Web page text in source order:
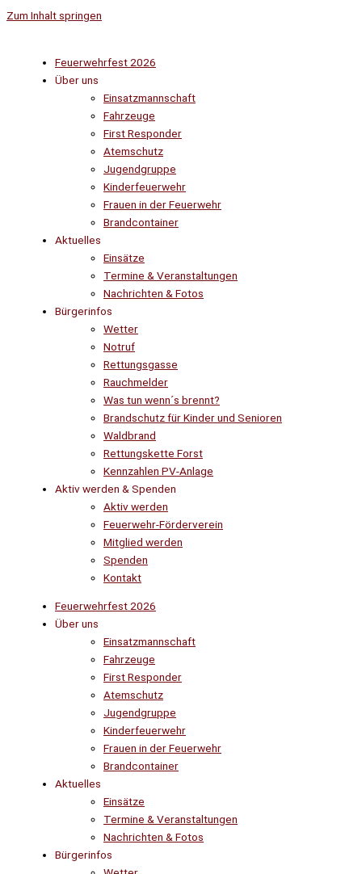
Zum Inhalt springen
Feuerwehrfest 2026
Über uns
Einsatzmannschaft
Fahrzeuge
First Responder
Atemschutz
Jugendgruppe
Kinderfeuerwehr
Frauen in der Feuerwehr
Brandcontainer
Aktuelles
Einsätze
Termine & Veranstaltungen
Nachrichten & Fotos
Bürgerinfos
Wetter
Notruf
Rettungsgasse
Rauchmelder
Was tun wenn´s brennt?
Brandschutz für Kinder und Senioren
Waldbrand
Rettungskette Forst
Kennzahlen PV-Anlage
Aktiv werden & Spenden
Aktiv werden
Feuerwehr-Förderverein
Mitglied werden
Spenden
Kontakt
Feuerwehrfest 2026
Über uns
Einsatzmannschaft
Fahrzeuge
First Responder
Atemschutz
Jugendgruppe
Kinderfeuerwehr
Frauen in der Feuerwehr
Brandcontainer
Aktuelles
Einsätze
Termine & Veranstaltungen
Nachrichten & Fotos
Bürgerinfos